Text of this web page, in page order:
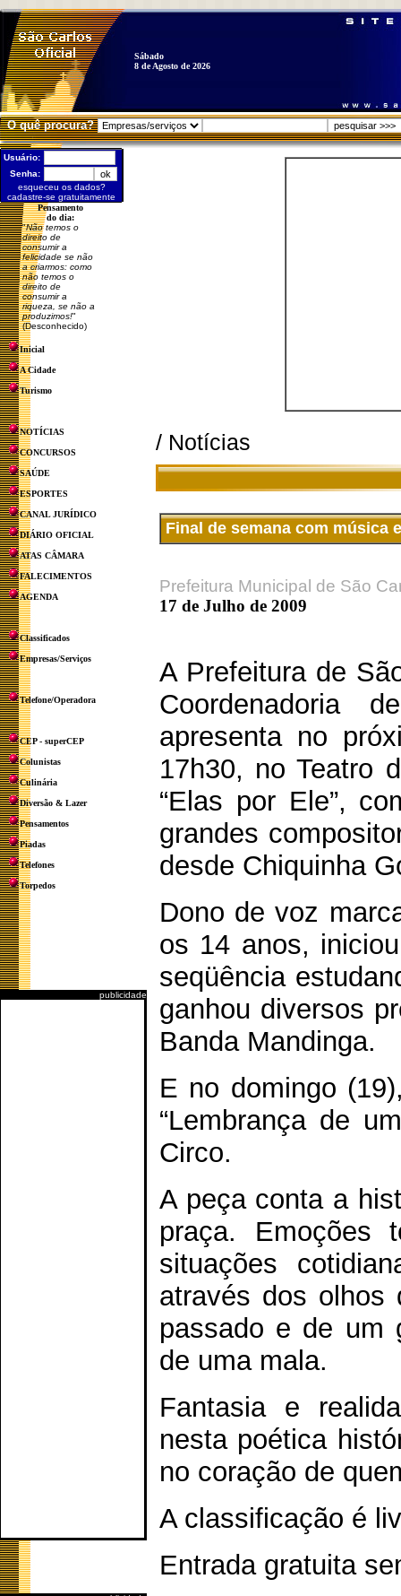
Sábado
8 de Agosto de 2026
O quê procura?
Usuário:
Senha:
esqueceu os dados?
cadastre-se gratuitamente
Pensamento
do dia:
"Não temos o
direito de
consumir a
felicidade se não
a criarmos: como
não temos o
direito de
consumir a
riqueza, se não a
produzimos!"
(Desconhecido)
Inicial
A Cidade
Turismo
NOTÍCIAS
CONCURSOS
SAÚDE
ESPORTES
CANAL JURÍDICO
DIÁRIO OFICIAL
ATAS CÂMARA
FALECIMENTOS
AGENDA
Classificados
Empresas/Serviços
Telefone/Operadora
CEP - superCEP
Colunistas
Culinária
Diversão & Lazer
Pensamentos
Piadas
Telefones
Torpedos
publicidade
/ Notícias
Final de semana com música
Prefeitura Municipal de São
17 de Julho de 2009
A Prefeitura de
Coordenadoria
apresenta no
17h30, no Teatro
“Elas por Ele”,
grandes
desde Chiquinha
Dono de voz
os 14 anos,
seqüência
ganhou diversos
Banda Mandinga.
E no domingo
“Lembrança de
Circo.
A peça conta a
praça. Emoções
situações
através dos olhos
passado e de um
de uma mala.
Fantasia e
nesta poética
no coração de
A classificação é
Entrada gratuita